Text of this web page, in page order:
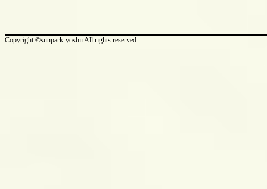
Copyright ©sunpark-yoshii All rights reserved.